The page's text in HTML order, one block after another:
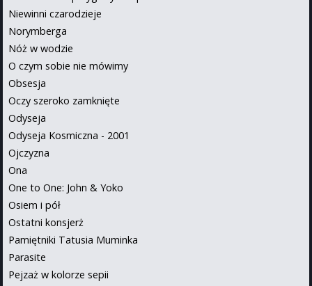
Niewinni czarodzieje
Norymberga
Nóż w wodzie
O czym sobie nie mówimy
Obsesja
Oczy szeroko zamknięte
Odyseja
Odyseja Kosmiczna - 2001
Ojczyzna
Ona
One to One: John & Yoko
Osiem i pół
Ostatni konsjerż
Pamiętniki Tatusia Muminka
Parasite
Pejzaż w kolorze sepii